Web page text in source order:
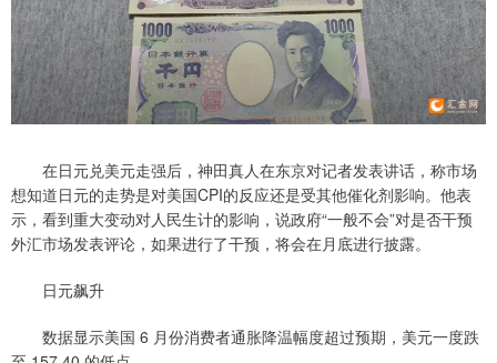
在日元兑美元走强后，神田真人在东京对记者发表讲话，称市场
想知道日元的走势是对美国CPI的反应还是受其他催化剂影响。他表
示，看到重大变动对人民生计的影响，说政府“一般不会”对是否干预
外汇市场发表评论，如果进行了干预，将会在月底进行披露。
日元飙升
数据显示美国 6 月份消费者通胀降温幅度超过预期，美元一度跌